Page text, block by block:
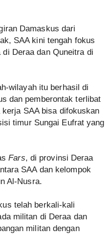
Damaskus dari
SAA kini tengah fokus
Deraa dan Quneitra di
wilayah itu berhasil di
dan pemberontak terlibat
SAA bisa difokuskan
timur Sungai Eufrat yang
Fars, di provinsi Deraa
SAA dan kelompok
Al-Nusra.
telah berkali-kali
militan di Deraa dan
militan dengan